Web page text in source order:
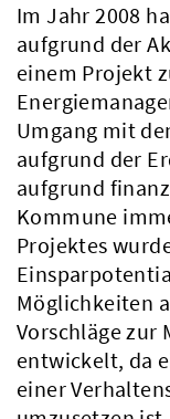
Im Jahr 2008
aufgrund der
einem Projekt
Umgang mit
aufgrund der
aufgrund
Kommune
Projektes
Möglichkeiten
Vorschläge
entwickelt, da
einer